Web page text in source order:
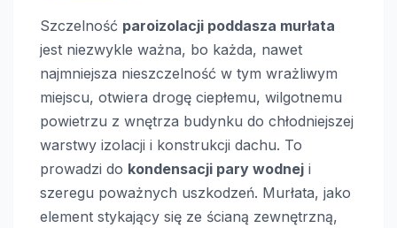
Szczelność paroizolacji poddasza murłata
jest niezwykle ważna, bo każda, nawet
najmniejsza nieszczelność w tym wrażliwym
miejscu, otwiera drogę ciepłemu, wilgotnemu
powietrzu z wnętrza budynku do chłodniejszej
warstwy izolacji i konstrukcji dachu. To
prowadzi do kondensacji pary wodnej i
szeregu poważnych uszkodzeń. Murłata, jako
element stykający się ze ścianą zewnętrzną,